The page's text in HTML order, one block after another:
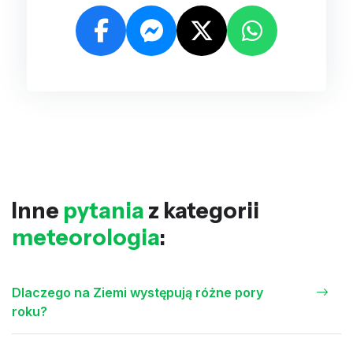
Inne pytania z kategorii
meteorologia:
Dlaczego na Ziemi występują różne pory
roku?